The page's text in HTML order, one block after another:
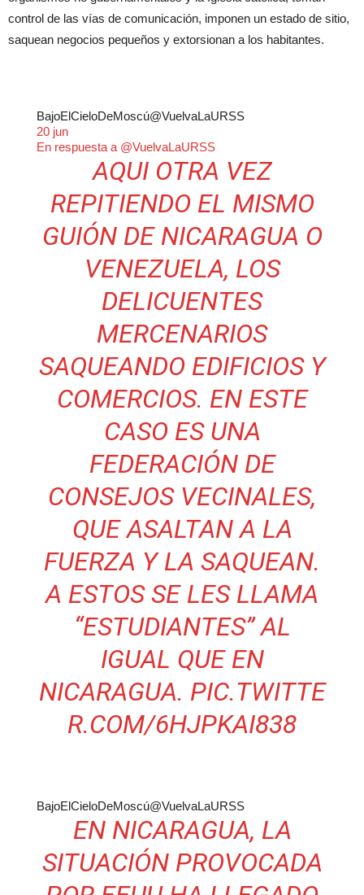
control de las vías de comunicación, imponen un estado de sitio,
saquean negocios pequeños y extorsionan a los habitantes.
BajoElCieloDeMoscú@VuelvaLaURSS
20 jun
En respuesta a @VuelvaLaURSS
AQUI OTRA VEZ
REPITIENDO EL MISMO
GUIÓN DE NICARAGUA O
VENEZUELA, LOS
DELICUENTES
MERCENARIOS
SAQUEANDO EDIFICIOS Y
COMERCIOS. EN ESTE
CASO ES UNA
FEDERACIÓN DE
CONSEJOS VECINALES,
QUE ASALTAN A LA
FUERZA Y LA SAQUEAN.
A ESTOS SE LES LLAMA
“ESTUDIANTES” AL
IGUAL QUE EN
NICARAGUA. PIC.TWITTE
R.COM/6HJPKAI838
BajoElCieloDeMoscú@VuelvaLaURSS
EN NICARAGUA, LA
SITUACIÓN PROVOCADA